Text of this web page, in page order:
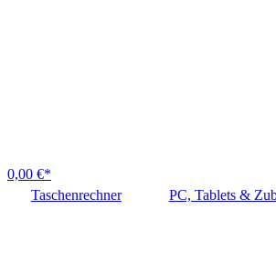
0,00 €*
Taschenrechner
PC, Tablets &